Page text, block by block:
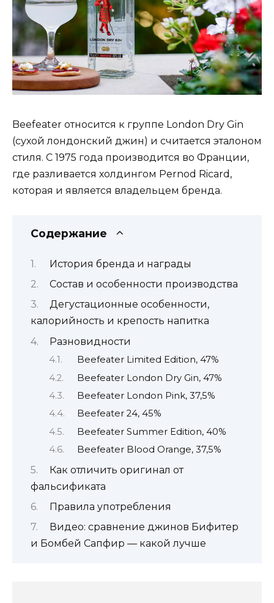
Beefeater относится к группе London Dry Gin
(сухой лондонский джин) и считается эталоном
стиля. С 1975 года производится во Франции,
где разливается холдингом Pernod Ricard,
которая и является владельцем бренда.
Содержание
История бренда и награды
Состав и особенности производства
Дегустационные особенности,
калорийность и крепость напитка
Разновидности
Beefeater Limited Edition, 47%
Beefeater London Dry Gin, 47%
Beefeater London Pink, 37,5%
Beefeater 24, 45%
Beefeater Summer Edition, 40%
Beefeater Blood Orange, 37,5%
Как отличить оригинал от
фальсификата
Правила употребления
Видео: сравнение джинов Бифитер
и Бомбей Сапфир — какой лучше